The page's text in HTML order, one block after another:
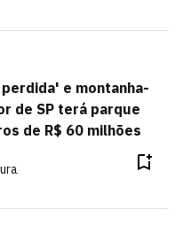
e montanha-
de SP terá parque
de R$ 60 milhões